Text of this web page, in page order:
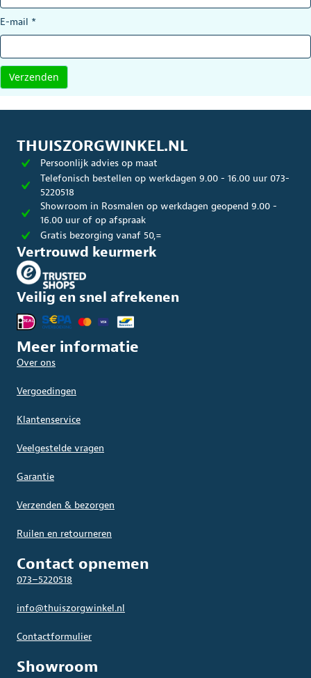
E-mail *
THUISZORGWINKEL.NL
Persoonlijk advies op maat
Telefonisch bestellen op werkdagen 9.00 - 16.00 uur 073-
5220518
Showroom in Rosmalen op werkdagen geopend 9.00 -
16.00 uur of op afspraak
Gratis bezorging vanaf 50,=
Vertrouwd keurmerk
Veilig en snel afrekenen
Meer informatie
Over ons
Vergoedingen
Klantenservice
Veelgestelde vragen
Garantie
Verzenden & bezorgen
Ruilen en retourneren
Contact opnemen
073–5220518
info@thuiszorgwinkel.nl
Contactformulier
Showroom